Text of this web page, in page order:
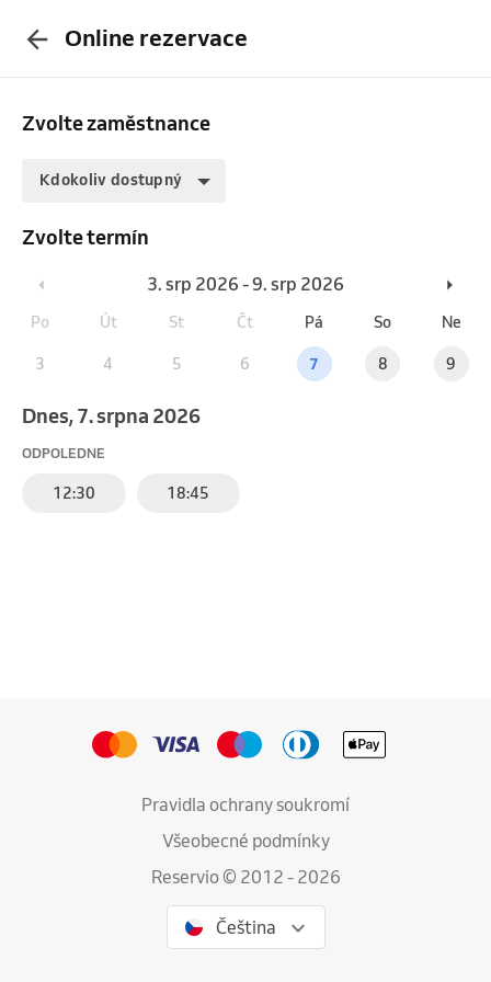
Online rezervace
Zvolte zaměstnance
Kdokoliv dostupný
Zvolte termín
3. srp 2026 - 9. srp 2026
Po Út St Čt Pá So Ne
3 4 5 6 7 8 9
Dnes, 7. srpna 2026
ODPOLEDNE
12:30 18:45
Pravidla ochrany soukromí
Všeobecné podmínky
Reservio © 2012 - 2026
Čeština